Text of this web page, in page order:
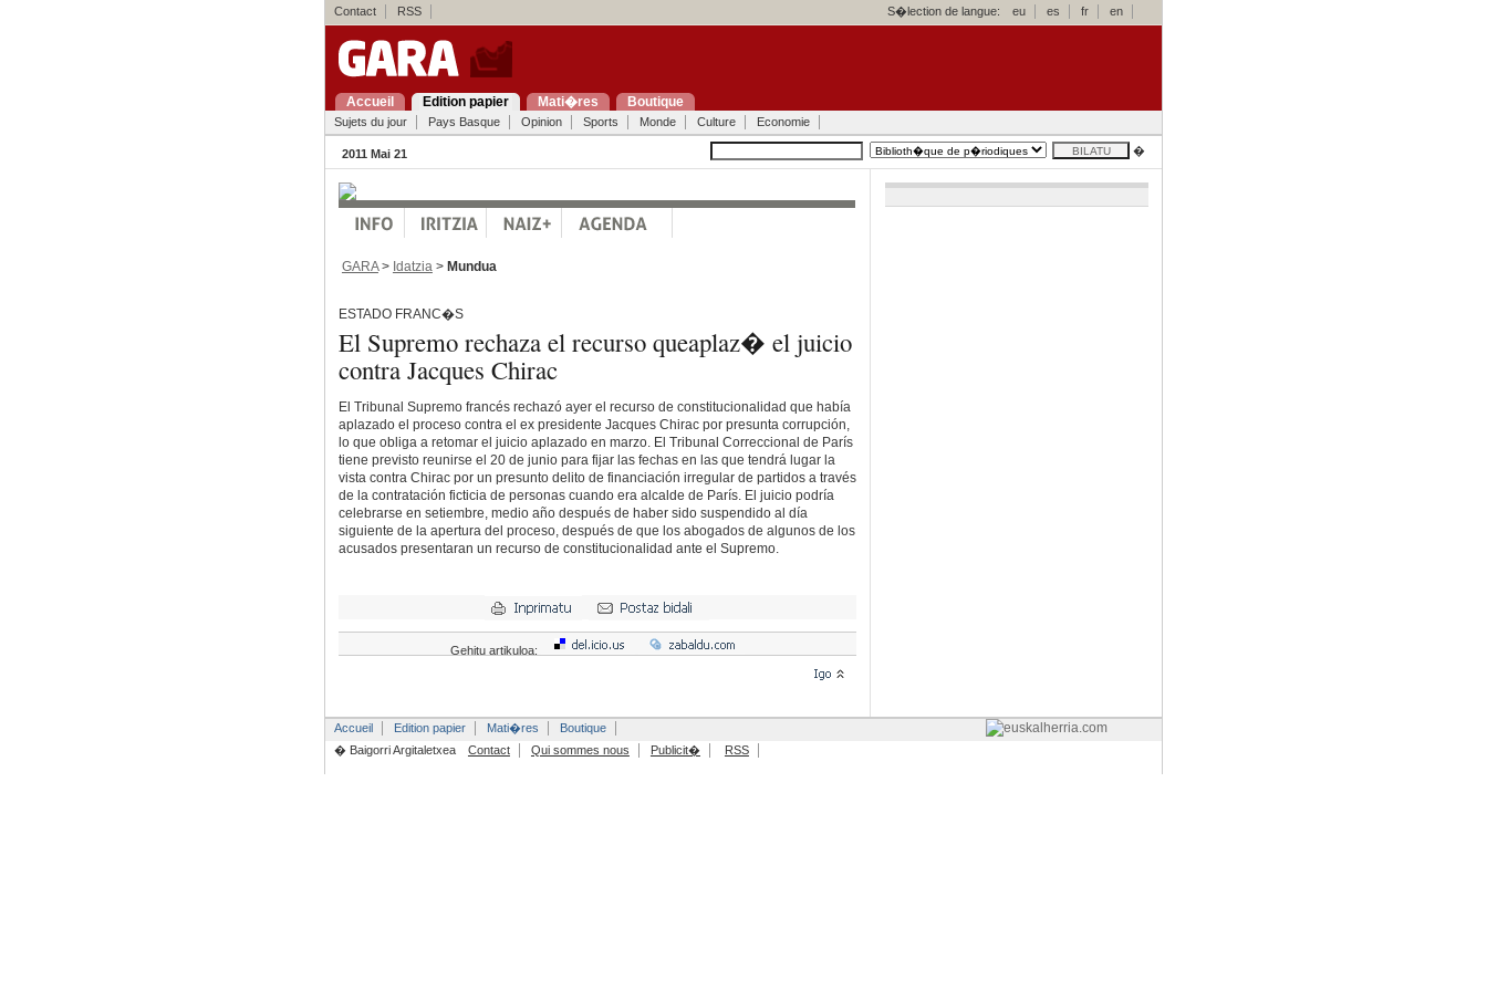
Contact RSS S�lection de langue: eu es fr en
Accueil Edition papier Mati�res Boutique
Sujets du jour Pays Basque Opinion Sports Monde Culture Economie
2011 Mai 21 �
GARA> Idatzia > Mundua
ESTADO FRANC�S
El Supremo rechaza el recurso queaplaz� el juicio
contra Jacques Chirac
El Tribunal Supremo francés rechazó ayer el recurso de constitucionalidad que había
aplazado el proceso contra el ex presidente Jacques Chirac por presunta corrupción,
lo que obliga a retomar el juicio aplazado en marzo. El Tribunal Correccional de París
tiene previsto reunirse el 20 de junio para fijar las fechas en las que tendrá lugar la
vista contra Chirac por un presunto delito de financiación irregular de partidos a través
de la contratación ficticia de personas cuando era alcalde de París. El juicio podría
celebrarse en setiembre, medio año después de haber sido suspendido al día
siguiente de la apertura del proceso, después de que los abogados de algunos de los
acusados presentaran un recurso de constitucionalidad ante el Supremo.
Gehitu artikuloa:
Accueil Edition papier Mati�res
Boutique
� Baigorri Argitaletxea
Contact Qui sommes nous Publicit� RSS